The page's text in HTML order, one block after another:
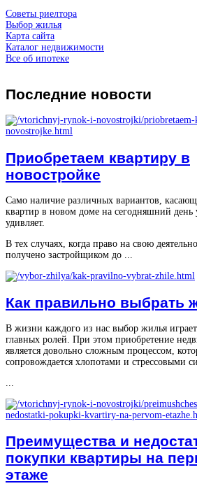
Советы риелтора
Выбор жилья
Карта сайта
Каталог недвижимости
Все об ипотеке
Последние новости
Приобретаем квартиру в
новостройке
Само наличие различных вариантов,
квартир в новом доме на сегодняшний день
удивляет.
В тех случаях, когда право на свою
получено застройщиком до ...
Как правильно выбрать
В жизни каждого из нас выбор жилья
главных ролей. При этом приобретение
является довольно сложным процессом,
сопровождается хлопотами и стрессовыми
...
Преимущества и
покупки квартиры на
этаже